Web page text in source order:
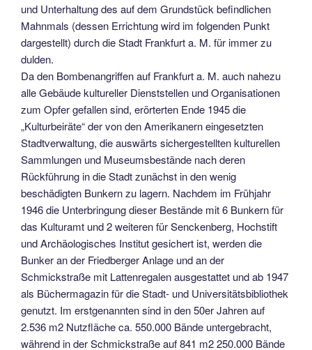
und Unterhaltung des auf dem Grundstück befindlichen
Mahnmals (dessen Errichtung wird im folgenden Punkt
dargestellt) durch die Stadt Frankfurt a. M. für immer zu
dulden.
Da den Bombenangriffen auf Frankfurt a. M. auch nahezu
alle Gebäude kultureller Dienststellen und Organisationen
zum Opfer gefallen sind, erörterten Ende 1945 die
„Kulturbeiräte“ der von den Amerikanern eingesetzten
Stadtverwaltung, die auswärts sichergestellten kulturellen
Sammlungen und Museumsbestände nach deren
Rückführung in die Stadt zunächst in den wenig
beschädigten Bunkern zu lagern. Nachdem im Frühjahr
1946 die Unterbringung dieser Bestände mit 6 Bunkern für
das Kulturamt und 2 weiteren für Senckenberg, Hochstift
und Archäologisches Institut gesichert ist, werden die
Bunker an der Friedberger Anlage und an der
Schmickstraße mit Lattenregalen ausgestattet und ab 1947
als Büchermagazin für die Stadt- und Universitätsbibliothek
genutzt. Im erstgenannten sind in den 50er Jahren auf
2.536 m2 Nutzfläche ca. 550.000 Bände untergebracht,
während in der Schmickstraße auf 841 m2 250.000 Bände